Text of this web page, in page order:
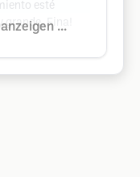
esté
grande, Fina!
...